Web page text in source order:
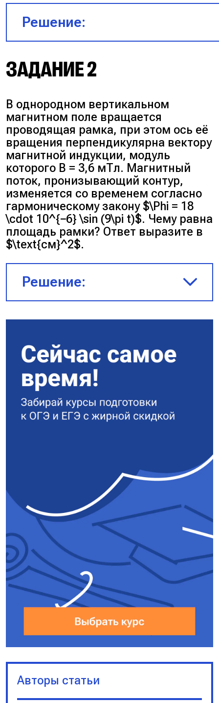
Решение:
$\Phi = BS \cos \alpha = 4 \cdot 300
10^{−4} \cdot \cos 60 = 0,06 \text{
Ответ:0,06 Вб.
ЗАДАНИЕ 2
В однородном вертикальном
магнитном поле вращается
проводящая рамка, при этом ось её
вращения перпендикулярна вектору
магнитной индукции, модуль
которого B = 3,6 мТл. Магнитный
поток, пронизывающий контур,
изменяется со временем согласно
гармоническому закону $\Phi = 18
\cdot 10^{−6} \sin (9\pi t)$. Чему равна
площадь рамки? Ответ выразите в
$\text{см}^2$.
Решение:
$\Phi = 18 \cdot 10^{−6} \sin (9\pi
t)$, где $18 \cdot 10^{−6} =
\Phi_{max} = BS \cos 0 = BS$
$BS = 18 \cdot 10^{−6}$
\frac{18 \cdot 10^{−6}}{3,6 \cdot
10^{−3}} = \frac{1}{200} \text{
м}^2 = \frac{10^4}{200} \text{
см}^2 = 50 \text{ см}^2$
Ответ: $50 \text{ см}^2$.
Авторы статьи